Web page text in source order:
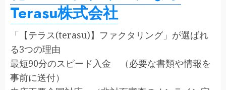
Terasu株式会社
「【テラス(terasu)】ファクタリング」が選ばれ
る3つの理由
最短90分のスピード入金 （必要な書類や情報を
事前に送付）